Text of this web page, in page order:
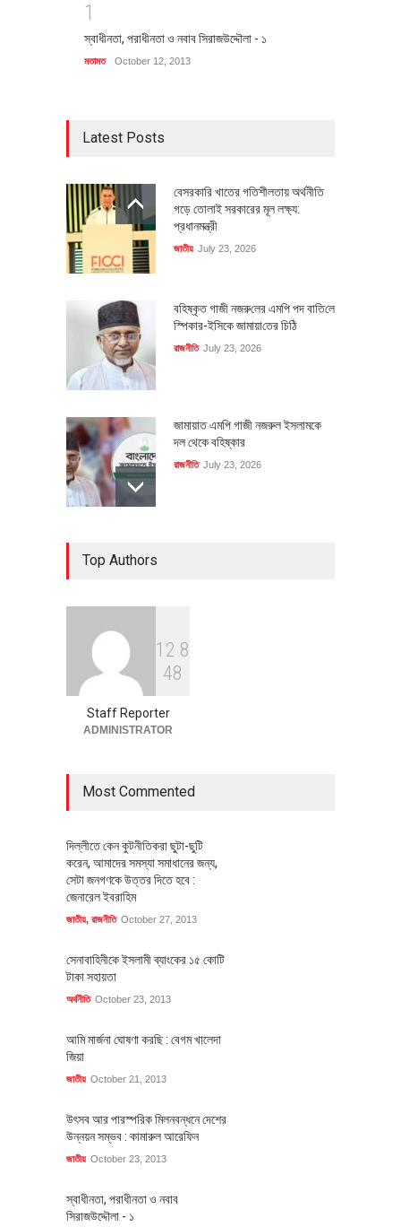
1
স্বাধীনতা, পরাধীনতা ও নবাব সিরাজউদ্দৌলা - ১
মতামত October 12, 2013
Latest Posts
বেসরকারি খাতের গতিশীলতায় অর্থনীতি
গড়ে তোলাই সরকারের মূল লক্ষ্য:
প্রধানমন্ত্রী
জাতীয় July 23, 2026
বহিষ্কৃত গাজী নজরু‌লের এম‌পি পদ বা‌তি‌লে
স্পিকার-ইসিকে জামায়া‌তের চি‌ঠি
রাজনীতি July 23, 2026
জামায়াত এমপি গাজী নজরুল ইসলামকে
দল থেকে বহিষ্কার
রাজনীতি July 23, 2026
বৈশ্বিক প্রতিযোগিতা সক্ষমতা বাড়াতে
পোশাক শিল্পে নতুন উদ্যোগ
Top Authors
1 2 8
48
Staff Reporter
ADMINISTRATOR
Most Commented
দিল্লীতে কেন কুটনীতিকরা ছুটা-ছুটি
করেন, আমাদের সমস্যা সমাধানের জন্য,
সেটা জনগণকে উত্তর দিতে হবে :
জেনারেল ইবরাহিম
জাতীয়, রাজনীতি October 27, 2013
সেনাবাহিনীকে ইসলামী ব্যাংকের ১৫ কোটি
টাকা সহায়তা
অর্থনীতি October 23, 2013
আমি মার্জনা ঘোষণা করছি : বেগম খালেদা
জিয়া
জাতীয় October 21, 2013
উৎসব আর পারস্পরিক মিলনবন্ধনে দেশের
উন্নয়ন সম্ভব : কামারুল আরেফিন
জাতীয় October 23, 2013
স্বাধীনতা, পরাধীনতা ও নবাব
সিরাজউদ্দৌলা - ১